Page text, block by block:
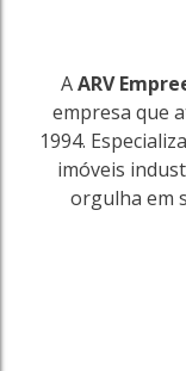
AARV
empresa que
1994.
imóveis
orgulha em